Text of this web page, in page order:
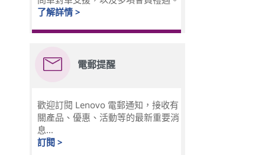
了解詳情 >
電郵提醒
歡迎訂閱 Lenovo 電郵通知，接收有
關產品、優惠、活動等的最新重要消
息...
訂閱 >